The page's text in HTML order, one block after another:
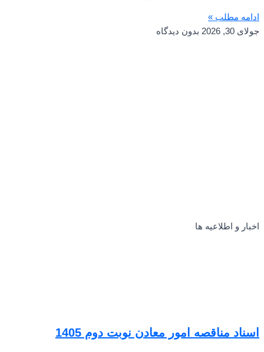
ادامه مطلب »
جولای 30, 2026
بدون دیدگاه
اخبار و اطلاعیه ها
اسناد مناقصه امور معادن نوبت دوم 1405